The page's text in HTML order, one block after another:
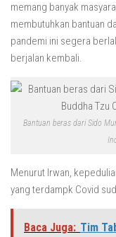
memang banyak
membutuhkan bantuan
pandemi ini segera
berjalan kembali.
Bantuan beras dari Sido
Menurut Irwan,
yang terdampk Covid
Baca Juga: Tim